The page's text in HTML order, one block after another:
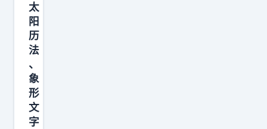
太
阳
历
法
、
象
形
文
字